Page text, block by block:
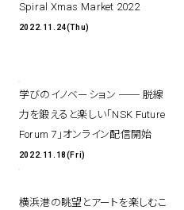
Spiral Xmas Market 2022
2022.11.24(Thu)
学びのイノベーション ── 脱線
力を鍛えると楽しい「NSK Future
Forum 7」オンライン配信開始
2022.11.18(Fri)
横浜港の眺望とアートを楽しむこ